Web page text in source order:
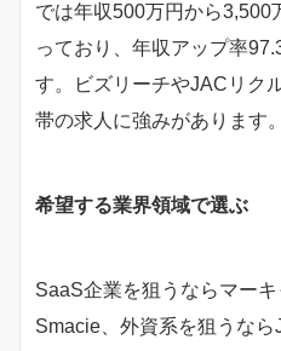
では年収500万円から3,500
っており、年収アップ率
す。ビズリーチやJACリク
帯の求人に強みがあります。
希望する業界領域で選ぶ
SaaS企業を狙うならマー
Smacie、外資系を狙うな